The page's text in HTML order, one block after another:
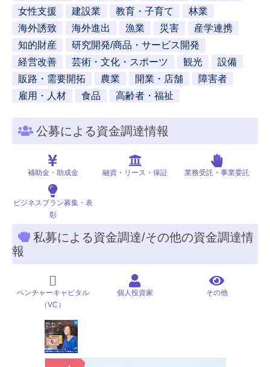
女性支援
建設業 教育・子育て
林業
海外誘致
海外進出 漁業 災害
産学連携
知的財産
研究開発/商品・サービス開発
経営改善
芸術・文化・スポーツ 観光
設備
販路・需要開拓
農業 開業・店舗
障害者
雇用・人材
食品 高齢者・福祉
公募による資金調達情報
補助金・助成金 融資・リース・保証 業務受託・事業委託
ビジネスプラン募集・表
彰
私募による資金調達/その他の資金調達情
報
ベンチャーキャピタル
（VC）
個人投資家 その他